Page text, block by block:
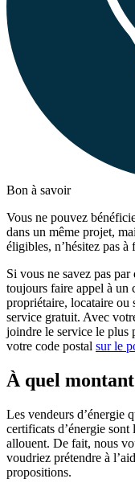
Bon à savoir
Vous ne pouvez
dans un même projet,
éligibles, n’hésitez pas
Si vous ne savez pas
toujours faire appel à un
propriétaire, locataire ou
service gratuit. Avec
joindre le service le plus
votre code postal sur le
À quel montant
Les vendeurs d’énergie
certificats d’énergie
allouent. De fait, nous
voudriez prétendre à
propositions.